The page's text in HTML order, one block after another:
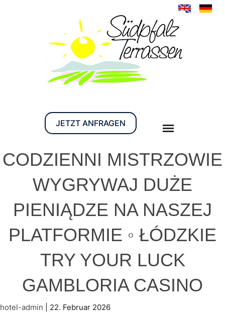
JETZT ANFRAGEN
CODZIENNI MISTRZOWIE
WYGRYWAJ DUŻE
PIENIĄDZE NA NASZEJ
PLATFORMIE ◦ ŁÓDZKIE
TRY YOUR LUCK
GAMBLORIA CASINO
hotel-admin
22. Februar 2026